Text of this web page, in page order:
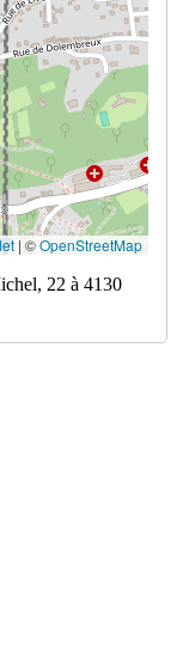
| ©OpenStreetMap
22 à 4130